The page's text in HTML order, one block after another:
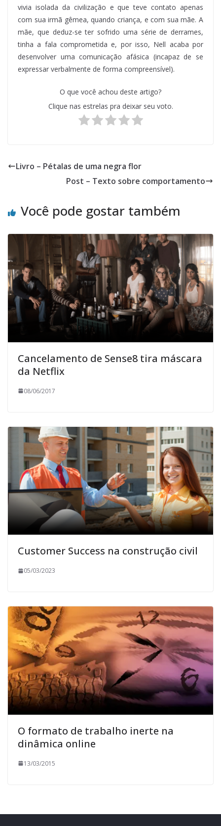
vivia isolada da civilização e que teve contato apenas
com sua irmã gêmea, quando criança, e com sua mãe. A
mãe, que deduz-se ter sofrido uma série de derrames,
tinha a fala comprometida e, por isso, Nell acaba por
desenvolver uma comunicação afásica (incapaz de se
expressar verbalmente de forma compreensível).
O que você achou deste artigo?
Clique nas estrelas pra deixar seu voto.
Livro – Pétalas de uma negra flor
Post – Texto sobre comportamento
Você pode gostar também
Cancelamento de Sense8 tira máscara
da Netflix
08/06/2017
Customer Success na construção civil
05/03/2023
O formato de trabalho inerte na
dinâmica online
13/03/2015